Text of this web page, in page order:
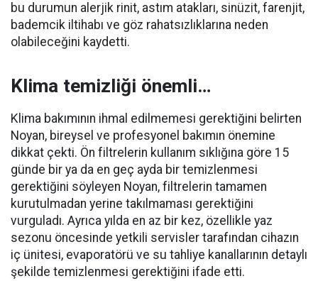
bu durumun alerjik rinit, astım atakları, sinüzit, farenjit,
bademcik iltihabı ve göz rahatsızlıklarına neden
olabileceğini kaydetti.
Klima temizliği önemli…
Klima bakımının ihmal edilmemesi gerektiğini belirten
Noyan, bireysel ve profesyonel bakımın önemine
dikkat çekti. Ön filtrelerin kullanım sıklığına göre 15
günde bir ya da en geç ayda bir temizlenmesi
gerektiğini söyleyen Noyan, filtrelerin tamamen
kurutulmadan yerine takılmaması gerektiğini
vurguladı. Ayrıca yılda en az bir kez, özellikle yaz
sezonu öncesinde yetkili servisler tarafından cihazın
iç ünitesi, evaporatörü ve su tahliye kanallarının detaylı
şekilde temizlenmesi gerektiğini ifade etti.